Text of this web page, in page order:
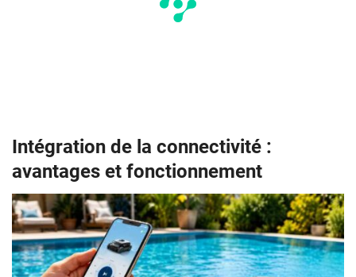
Intégration de la connectivité :
avantages et fonctionnement